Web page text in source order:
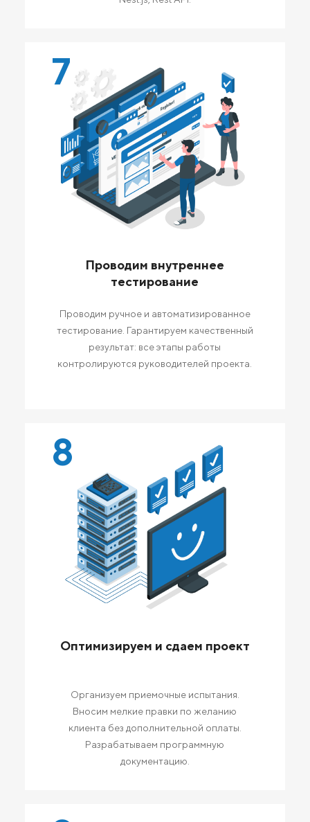
7
Проводим внутреннее
тестирование
Проводим ручное и автоматизированное
тестирование. Гарантируем качественный
результат: все этапы работы
контролируются руководителей проекта.
8
Оптимизируем и сдаем проект
Организуем приемочные испытания.
Вносим мелкие правки по желанию
клиента без дополнительной оплаты.
Разрабатываем программную
документацию.